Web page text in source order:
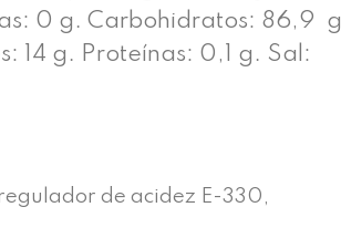
0 g. Carbohidratos: 86,9 g
14 g. Proteínas: 0,1 g. Sal:
de acidez E-330,